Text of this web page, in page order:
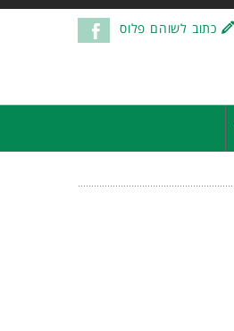
כתוב לשוהם פלוס